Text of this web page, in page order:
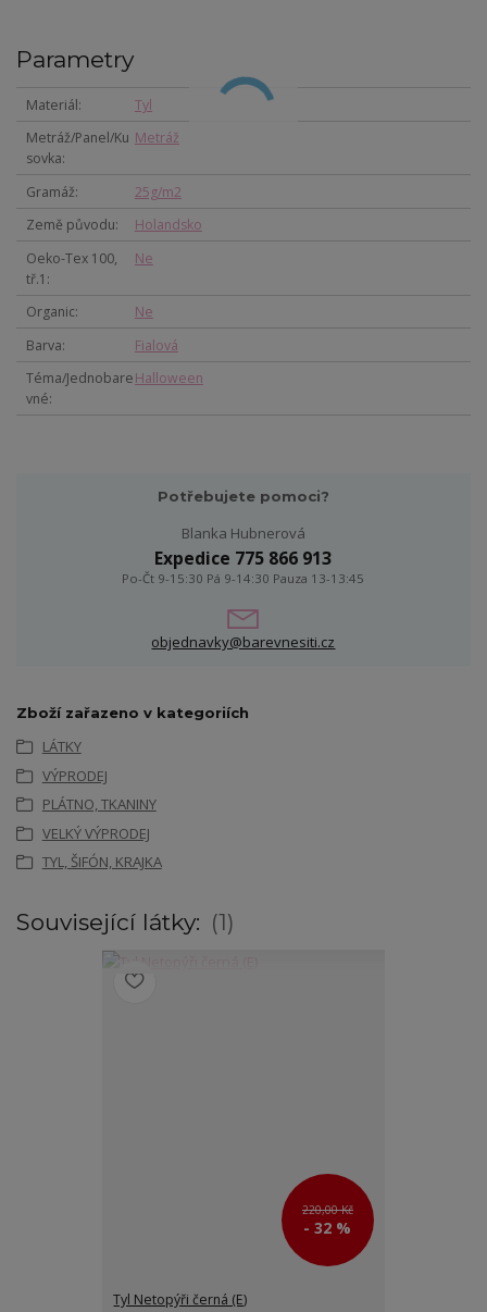
Parametry
Materiál
Tyl
Metráž/Panel/Ku
sovka
Metráž
Gramáž
25g/m2
Země původu
Holandsko
Oeko-Tex 100,
tř.1
Ne
Organic
Ne
Barva
Fialová
Téma/Jednobare
vné
Halloween
Potřebujete pomoci?
Blanka Hubnerová
Expedice 775 866 913
Po-Čt 9-15:30 Pá 9-14:30 Pauza 13-13:45
objednavky@barevnesiti.cz
Zboží zařazeno v kategoriích
LÁTKY
VÝPRODEJ
PLÁTNO, TKANINY
VELKÝ VÝPRODEJ
TYL, ŠIFÓN, KRAJKA
Související látky: 1
220,00 Kč
- 32 %
Tyl Netopýři černá (E)